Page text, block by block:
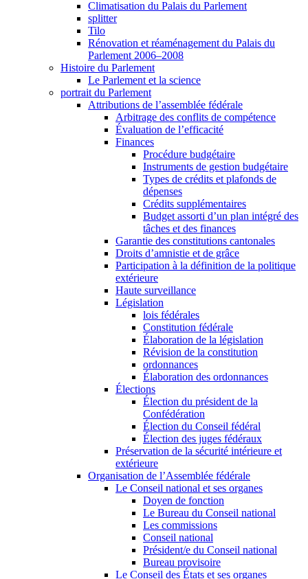
Climatisation du Palais du Parlement
splitter
Tilo
Rénovation et réaménagement du Palais du
Parlement 2006–2008
Histoire du Parlement
Le Parlement et la science
portrait du Parlement
Attributions de l’assemblée fédérale
Arbitrage des conflits de compétence
Évaluation de l’efficacité
Finances
Procédure budgétaire
Instruments de gestion budgétaire
Types de crédits et plafonds de
dépenses
Crédits supplémentaires
Budget assorti d’un plan intégré des
tâches et des finances
Garantie des constitutions cantonales
Droits d’amnistie et de grâce
Participation à la définition de la politique
extérieure
Haute surveillance
Législation
lois fédérales
Constitution fédérale
Élaboration de la législation
Révision de la constitution
ordonnances
Élaboration des ordonnances
Élections
Élection du président de la
Confédération
Élection du Conseil fédéral
Élection des juges fédéraux
Préservation de la sécurité intérieure et
extérieure
Organisation de l’Assemblée fédérale
Le Conseil national et ses organes
Doyen de fonction
Le Bureau du Conseil national
Les commissions
Conseil national
Président/e du Conseil national
Bureau provisoire
Le Conseil des États et ses organes